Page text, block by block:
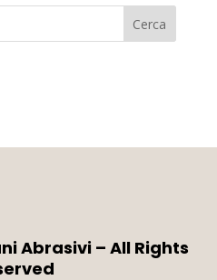
Abrasivi – All Rights